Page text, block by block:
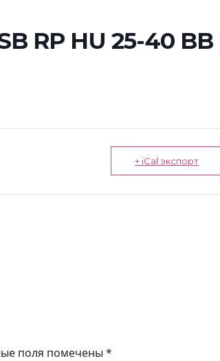
RP HU 25-40 BB
+ iCal экспорт
поля помечены *